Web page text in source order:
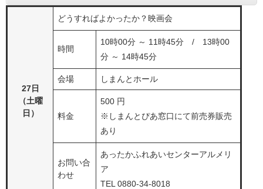
27日
（土曜
日）
どうすればよかったか？映画会
時間
10時00分 ～ 11時45分 / 13時00
分 ～ 14時45分
会場 しまんとホール
料金
500 円
※しまんとぴあ窓口にて前売券販売
あり
お問い合
わせ
あったかふれあいセンターアルメリ
ア
TEL 0880-34-8018